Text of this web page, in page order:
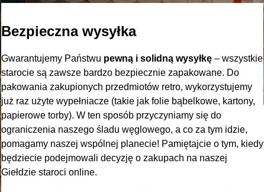
Bezpieczna wysyłka
Gwarantujemy Państwu pewną i solidną wysyłkę– wszystkie
starocie są zawsze bardzo bezpiecznie zapakowane. Do
pakowania zakupionych przedmiotów retro, wykorzystujemy
już raz użyte wypełniacze (takie jak folie bąbelkowe, kartony,
papierowe torby). W ten sposób przyczyniamy się do
ograniczenia naszego śladu węglowego, a co za tym idzie,
pomagamy naszej wspólnej planecie! Pamiętajcie o tym, kiedy
będziecie podejmowali decyzję o zakupach na naszej
Giełdzie staroci online.